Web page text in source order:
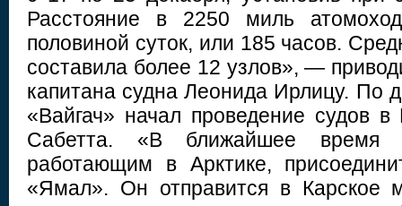
Расстояние в 2250 миль
половиной суток, или 185 часов.
составила более 12 узлов», —
капитана судна Леонида Ирлицу. По
«Вайгач» начал проведение судов
Сабетта. «В ближайшее время
работающим в Арктике,
«Ямал». Он отправится в Карское